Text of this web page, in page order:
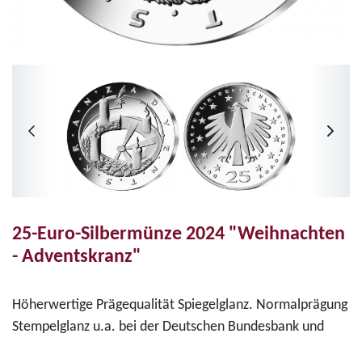
25-Euro-Silbermünze 2024 "Weihnachten
- Adventskranz"
Höherwertige Prägequalität Spiegelglanz. Normalprägung
Stempelglanz u.a. bei der Deutschen Bundesbank und